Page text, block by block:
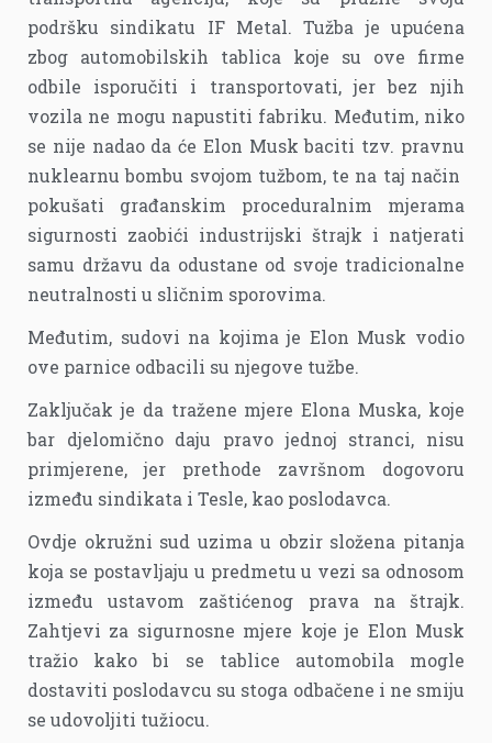
podršku sindikatu IF Metal. Tužba je upućena
zbog automobilskih tablica koje su ove firme
odbile isporučiti i transportovati, jer bez njih
vozila ne mogu napustiti fabriku. Međutim, niko
se nije nadao da će Elon Musk baciti tzv. pravnu
nuklearnu bombu svojom tužbom, te na taj način
pokušati građanskim proceduralnim mjerama
sigurnosti zaobići industrijski štrajk i natjerati
samu državu da odustane od svoje tradicionalne
neutralnosti u sličnim sporovima.
Međutim, sudovi na kojima je Elon Musk vodio
ove parnice odbacili su njegove tužbe.
Zaključak je da tražene mjere Elona Muska, koje
bar djelomično daju pravo jednoj stranci, nisu
primjerene, jer prethode završnom dogovoru
između sindikata i Tesle, kao poslodavca.
Ovdje okružni sud uzima u obzir složena pitanja
koja se postavljaju u predmetu u vezi sa odnosom
između ustavom zaštićenog prava na štrajk.
Zahtjevi za sigurnosne mjere koje je Elon Musk
tražio kako bi se tablice automobila mogle
dostaviti poslodavcu su stoga odbačene i ne smiju
se udovoljiti tužiocu.